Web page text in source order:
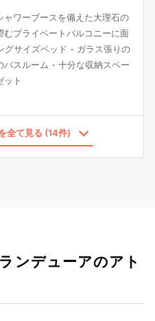
ャワーブースを備えた大理石の
プライベートバルコニーに面
グサイズベッド - ガラス張りの
バスルーム - 十分な収納スペー
ット
全て見る (14件)
ンデューアのアト